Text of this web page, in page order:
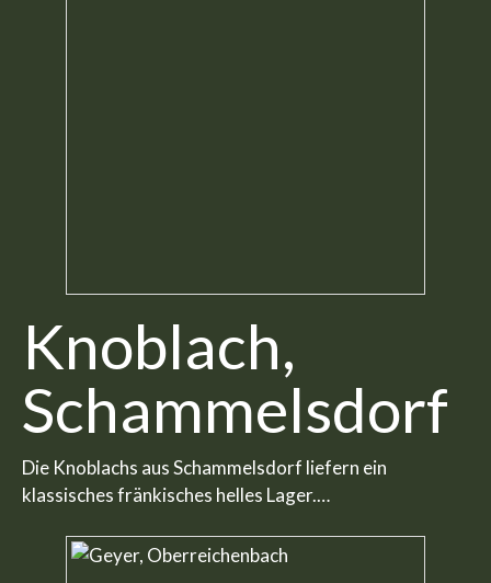
Knoblach,
Schammelsdorf
Die Knoblachs aus Schammelsdorf liefern ein
klassisches fränkisches helles Lager.…